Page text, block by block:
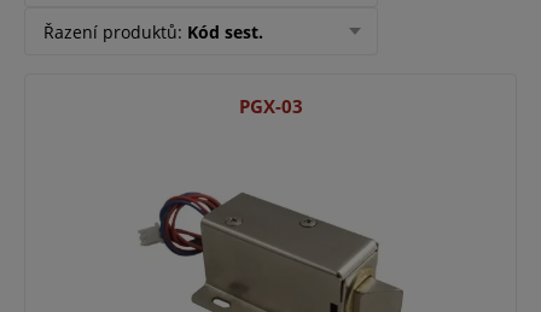
Řazení produktů: Kód sest.
PGX-03